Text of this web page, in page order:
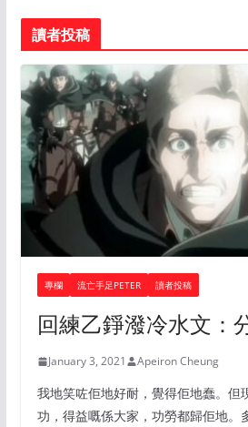
讀者投稿
專欄 流亡手足PETER 讀者投稿
回練乙錚潑冷水文：
January 3, 2021 Apeiron Cheung
我地笑咗佢地好耐，覺得佢地蠢。但
功，得益嘅係大家，功勞都歸佢地。